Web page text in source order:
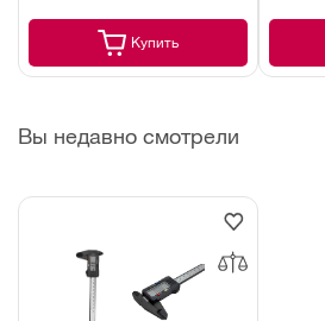
Купить
Вы недавно смотрели